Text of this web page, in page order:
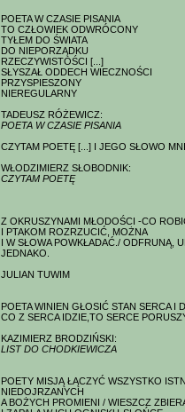
POETA W CZASIE PISANIA
TO CZŁOWIEK ODWRÓCONY
TYŁEM DO ŚWIATA
DO NIEPORZĄDKU
RZECZYWISTOŚCI [...]
SŁYSZAŁ ODDECH WIECZNOŚCI
PRZYSPIESZONY
NIEREGULARNY
TADEUSZ RÓŻEWICZ:
POETA W CZASIE PISANIA
CZYTAM POETĘ [...] I JEGO SŁOWO
WŁODZIMIERZ SŁOBODNIK:
CZYTAM POETĘ
Z OKRUSZYNAMI MŁODOŚCI -CO
I PTAKOM ROZRZUCIĆ, MOŻNA
I W SŁOWA POWKŁADAĆ./ ODFRUNĄ,
JEDNAKO.
JULIAN TUWIM
POETA WINIEN GŁOSIĆ STAN SERCA I
CO Z SERCA IDZIE,TO SERCE
KAZIMIERZ BRODZIŃSKI:
LIST DO CHODKIEWICZA
POETY MISJĄ ŁĄCZYĆ WSZYSTKO
NIEDOJRZANYCH
A BOŻYCH PROMIENI / WIESZCZ